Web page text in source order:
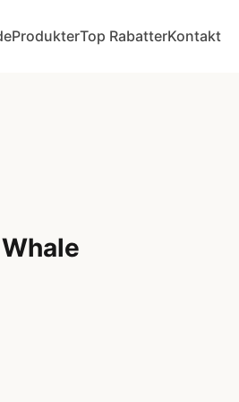
ProdukterTop RabatterKontakt